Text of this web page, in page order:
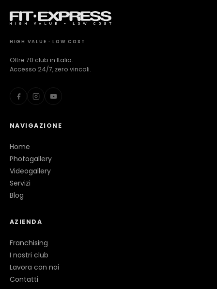
HIGH VALUE · LOW COST
Oltre 70 club in Italia.
Accesso 24/7, zero vincoli.
NAVIGAZIONE
Home
Photogallery
Videogallery
Servizi
Blog
AZIENDA
Franchising
I nostri club
Lavora con noi
Contatti